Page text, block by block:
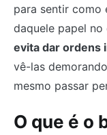
para sentir como
daquele papel
evita dar ordens
vê-las
mesmo passar
O que é o